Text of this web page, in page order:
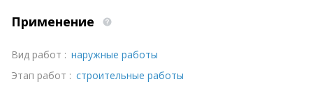
Применение
Вид работ : наружные работы
Этап работ : строительные работы